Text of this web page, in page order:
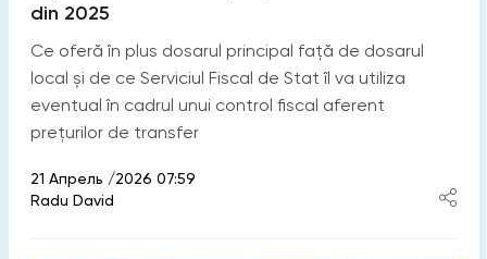
din 2025
Ce oferă în plus dosarul principal față de dosarul
local și de ce Serviciul Fiscal de Stat îl va utiliza
eventual în cadrul unui control fiscal aferent
prețurilor de transfer
21 Апрель /2026 07:59
Radu David